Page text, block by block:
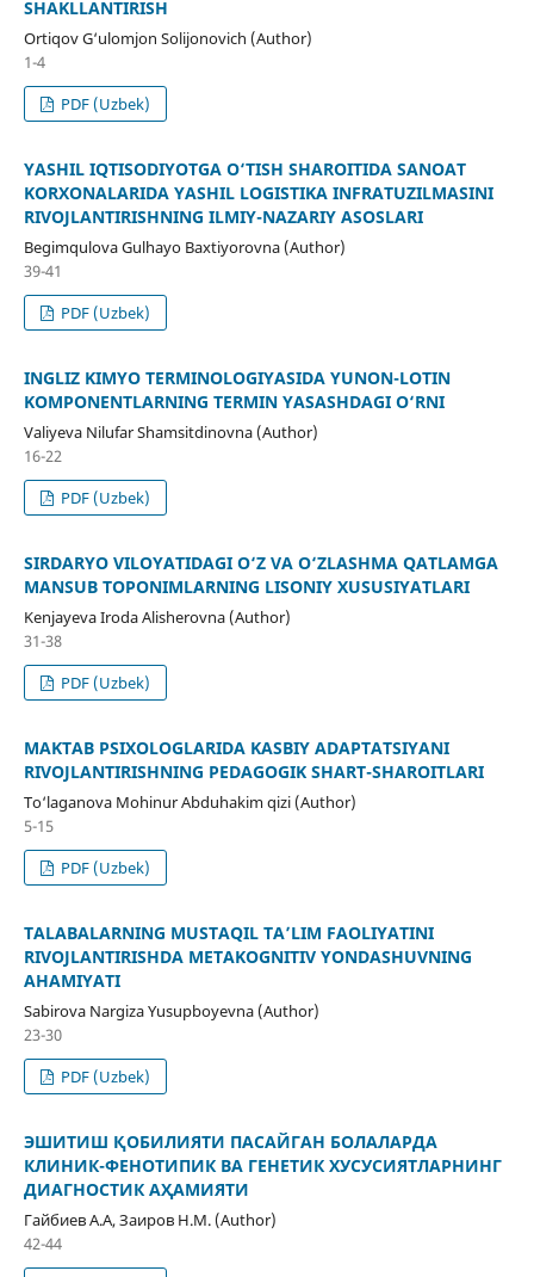
SHAKLLANTIRISH
Ortiqov G‘ulomjon Solijonovich (Author)
1-4
PDF (Uzbek)
YASHIL IQTISODIYOTGA O‘TISH SHAROITIDA SANOAT
KORXONALARIDA YASHIL LOGISTIKA INFRATUZILMASINI
RIVOJLANTIRISHNING ILMIY-NAZARIY ASOSLARI
Begimqulova Gulhayo Baxtiyorovna (Author)
39-41
PDF (Uzbek)
INGLIZ KIMYO TERMINOLOGIYASIDA YUNON-LOTIN
KOMPONENTLARNING TERMIN YASASHDAGI O‘RNI
Valiyeva Nilufar Shamsitdinovna (Author)
16-22
PDF (Uzbek)
SIRDARYO VILOYATIDAGI O‘Z VA O‘ZLASHMA QATLAMGA
MANSUB TOPONIMLARNING LISONIY XUSUSIYATLARI
Kenjayeva Iroda Alisherovna (Author)
31-38
PDF (Uzbek)
MAKTAB PSIXOLOGLARIDA KASBIY ADAPTATSIYANI
RIVOJLANTIRISHNING PEDAGOGIK SHART-SHAROITLARI
To‘laganova Mohinur Abduhakim qizi (Author)
5-15
PDF (Uzbek)
TALABALARNING MUSTAQIL TA’LIM FAOLIYATINI
RIVOJLANTIRISHDA METAKOGNITIV YONDASHUVNING
AHAMIYATI
Sabirova Nargiza Yusupboyevna (Author)
23-30
PDF (Uzbek)
ЭШИТИШ ҚОБИЛИЯТИ ПАСАЙГАН БОЛАЛАРДА
КЛИНИК-ФЕНОТИПИК ВА ГЕНЕТИК ХУСУСИЯТЛАРНИНГ
ДИАГНОСТИК АҲАМИЯТИ
Гайбиев А.А, Заиров Н.М. (Author)
42-44